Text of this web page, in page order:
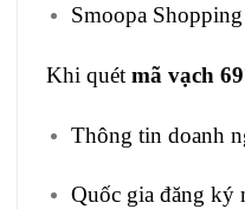
Smoopa Shopping
Khi quét mã vạch
Thông tin doanh
Quốc gia đăng ký